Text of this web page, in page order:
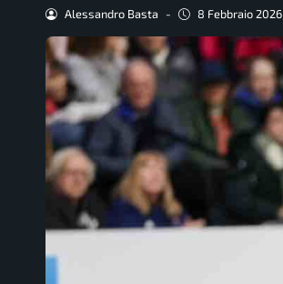
Alessandro Basta - 8 Febbraio 2026